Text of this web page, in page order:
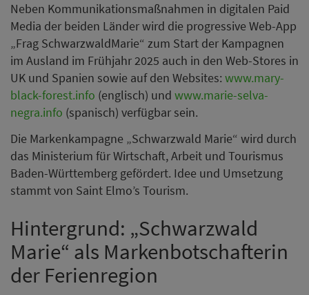
Neben Kommunikationsmaßnahmen in digitalen Paid
Media der beiden Länder wird die progressive Web-App
„Frag SchwarzwaldMarie“ zum Start der Kampagnen
im Ausland im Frühjahr 2025 auch in den Web-Stores in
UK und Spanien sowie auf den Websites: www.mary-
black-forest.info (englisch) und www.marie-selva-
negra.info (spanisch) verfügbar sein.
Die Markenkampagne „Schwarzwald Marie“ wird durch
das Ministerium für Wirtschaft, Arbeit und Tourismus
Baden-Württemberg gefördert. Idee und Umsetzung
stammt von Saint Elmo’s Tourism.
Hintergrund: „Schwarzwald
Marie“ als Markenbotschafterin
der Ferienregion